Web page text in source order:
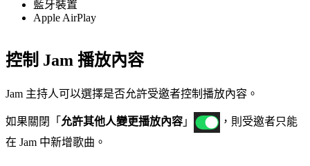
藍牙裝置
Apple AirPlay
控制 Jam 播放內容
Jam 主持人可以選擇是否允許受邀者控制播放內容。
如果關閉「 允許其他人變更播放內容 」
，則受邀者只能
在 Jam 中新增歌曲。